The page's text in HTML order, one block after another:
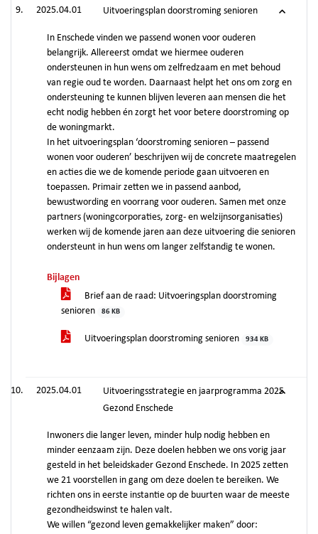
2025.04.01 Uitvoeringsplan doorstroming senioren
In Enschede vinden we passend wonen voor ouderen
belangrijk. Allereerst omdat we hiermee ouderen
ondersteunen in hun wens om zelfredzaam en met behoud
van regie oud te worden. Daarnaast helpt het ons om zorg en
ondersteuning te kunnen blijven leveren aan mensen die het
echt nodig hebben én zorgt het voor betere doorstroming op
de woningmarkt.
In het uitvoeringsplan ‘doorstroming senioren – passend
wonen voor ouderen’ beschrijven wij de concrete maatregelen
en acties die we de komende periode gaan uitvoeren en
toepassen. Primair zetten we in passend aanbod,
bewustwording en voorrang voor ouderen. Samen met onze
partners (woningcorporaties, zorg- en welzijnsorganisaties)
werken wij de komende jaren aan deze uitvoering die senioren
ondersteunt in hun wens om langer zelfstandig te wonen.
Bijlagen
Brief aan de raad: Uitvoeringsplan doorstroming
senioren
86 KB
Uitvoeringsplan doorstroming senioren 934 KB
2025.04.01
Uitvoeringsstrategie en jaarprogramma 2025
Gezond Enschede
Inwoners die langer leven, minder hulp nodig hebben en
minder eenzaam zijn. Deze doelen hebben we ons vorig jaar
gesteld in het beleidskader Gezond Enschede. In 2025 zetten
we 21 voorstellen in gang om deze doelen te bereiken. We
richten ons in eerste instantie op de buurten waar de meeste
gezondheidswinst te halen valt.
We willen “gezond leven gemakkelijker maken” door: